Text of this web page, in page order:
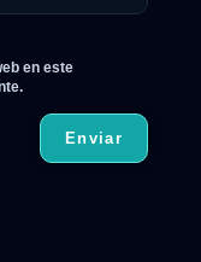
en este